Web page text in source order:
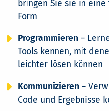
bringen Sie sie in
Form
Programmieren –
Tools kennen, mit
leichter lösen können
Kommunizieren –
Code und Ergebnisse